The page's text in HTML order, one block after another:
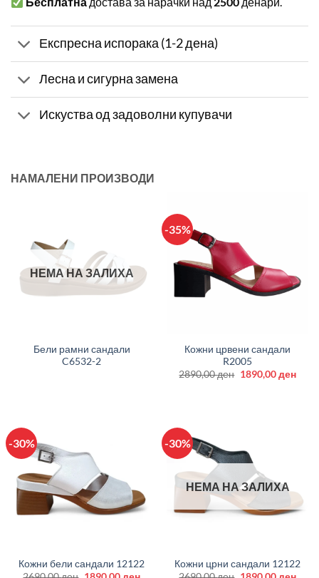
Експресна испорака (1-2 дена)
Лесна и сигурна замена
Искуства од задоволни купувачи
НАМАЛЕНИ ПРОИЗВОДИ
НЕМА НА ЗАЛИХА
Бели рамни сандали
C6532-2
-35%
Кожни црвени сандали
R2005
2890,00ден Original
1890,00ден
-30%
Кожни бели сандали 12122
-30%
НЕМА НА ЗАЛИХА
Кожни црни сандали 12122